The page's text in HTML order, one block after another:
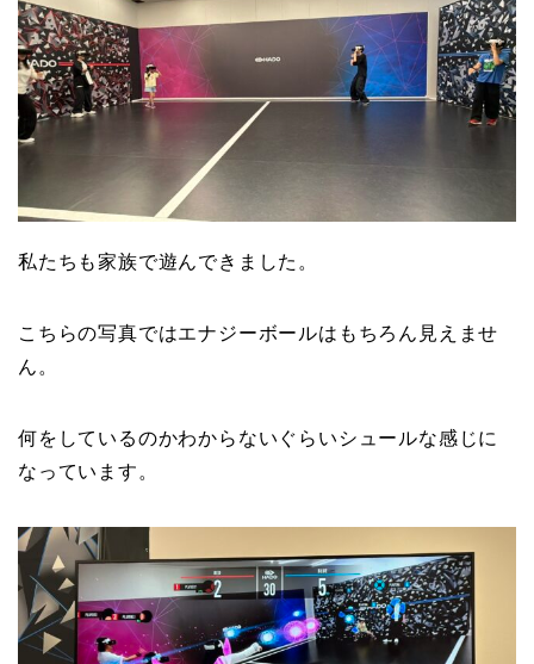
私たちも家族で遊んできました。
こちらの写真ではエナジーボールはもちろん見えませ
ん。
何をしているのかわからないぐらいシュールな感じに
なっています。